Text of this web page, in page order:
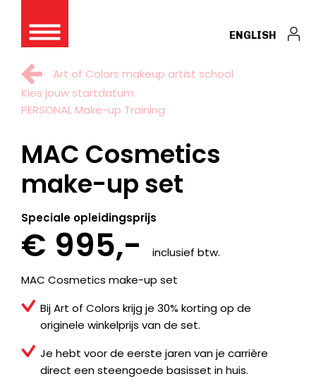
Art of Colors makeup artist school
Kies jouw startdatum
PERSONAL Make-up Training
ENGLISH
MAC Cosmetics
make-up set
Speciale opleidingsprijs
€ 995,-
inclusief btw.
MAC Cosmetics make-up set
Bij Art of Colors krijg je 30% korting op de
originele winkelprijs van de set.
Je hebt voor de eerste jaren van je carrière
direct een steengoede basisset in huis.